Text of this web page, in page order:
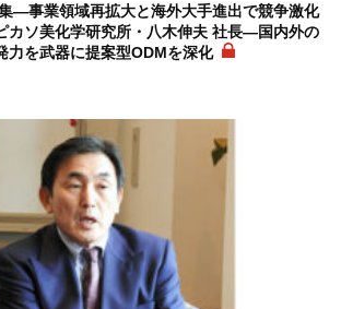
―事業領域再拡大と海外大手進出で競争激化
カソ美化学研究所・八木伸夫 社長―国内外の
力を武器に提案型ODMを深化